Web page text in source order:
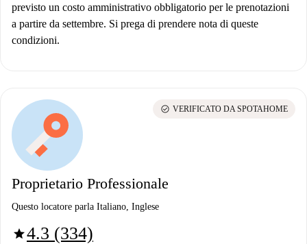
previsto un costo amministrativo obbligatorio per le prenotazioni
a partire da settembre. Si prega di prendere nota di queste
condizioni.
Proprietario Professionale
Questo locatore parla Italiano, Inglese
star4.3 (334)
check_circle VERIFICATO DA SPOTAHOME